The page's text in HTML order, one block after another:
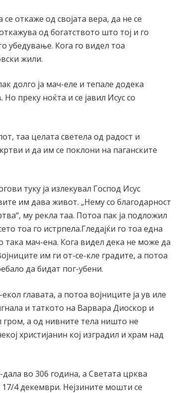
откаже од својата вера, да не се
од богатството што тој и го
убедување. Кога го видел тоа
жили.
долго ја мач-еле и тепале додека
преку ноќта и се јавил Исус со
таа целата светела од радост и
и да им се поклони на паганските
туку ја излекувал Господ Исус
им дава живот. „Нему со благодарност
му рекла таа. Потоа пак ја подложил
тоа го истрпела.Гледајќи го тоа една
така мач-ена. Кога видел дека не може да
им ги от-се-кле градите, а потоа
да бидат пог-убени.
главата, а потоа војниците ја ув иле
и таткото на Варвара Диоскор и
гром, а од нивните тела ништо не
христијанин кој изградил и храм над
во 306 година, а Светата црква
4 декември. Нејзините мошти се